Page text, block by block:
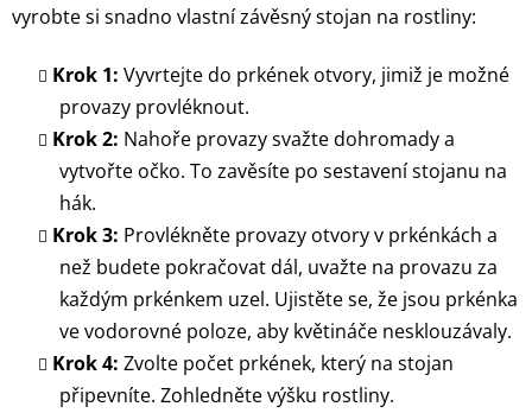
vyrobte si snadno vlastní závěsný stojan na rostliny:
Krok 1: Vyvrtejte do prkének otvory, jimiž je možné
provazy provléknout.
Krok 2: Nahoře provazy svažte dohromady a
vytvořte očko. To zavěsíte po sestavení stojanu na
hák.
Krok 3: Provlékněte provazy otvory v prkénkách a
než budete pokračovat dál, uvažte na provazu za
každým prkénkem uzel. Ujistěte se, že jsou prkénka
ve vodorovné poloze, aby květináče nesklouzávaly.
Krok 4: Zvolte počet prkének, který na stojan
připevníte. Zohledněte výšku rostliny.